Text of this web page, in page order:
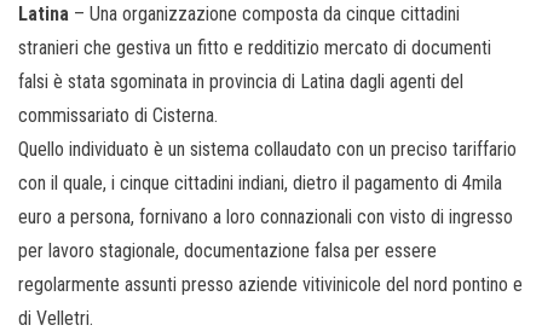
Latina – Una organizzazione composta da cinque cittadini
stranieri che gestiva un fitto e redditizio mercato di documenti
falsi è stata sgominata in provincia di Latina dagli agenti del
commissariato di Cisterna.
Quello individuato è un sistema collaudato con un preciso tariffario
con il quale, i cinque cittadini indiani, dietro il pagamento di 4mila
euro a persona, fornivano a loro connazionali con visto di ingresso
per lavoro stagionale, documentazione falsa per essere
regolarmente assunti presso aziende vitivinicole del nord pontino e
di Velletri.